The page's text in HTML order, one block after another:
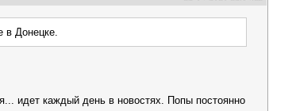
в Донецке.
идет каждый день в новостях. Попы постоянно